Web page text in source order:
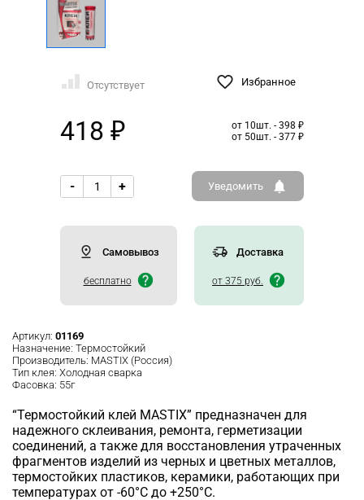
Отсутствует Избранное
418 ₽
от 10шт. - 398 ₽
от 50шт. - 377 ₽
- + Уведомить
Самовывоз
бесплатно
Доставка
от 375 руб.
Артикул: 01169
Назначение: Термостойкий
Производитель: MASTIX (Россия)
Тип клея: Холодная сварка
Фасовка: 55г
“Термостойкий клей MASTIX” предназначен для
надежного склеивания, ремонта, герметизации
соединений, а также для восстановления утраченных
фрагментов изделий из черных и цветных металлов,
термостойких пластиков, керамики, работающих при
температурах от -60°С до +250°С.